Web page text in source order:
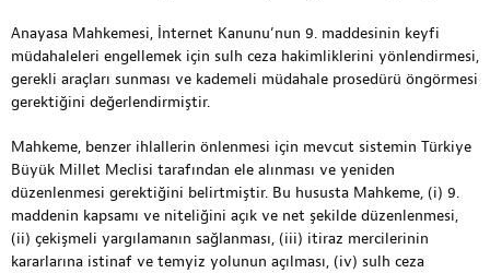
Anayasa Mahkemesi, İnternet Kanunu’nun 9. maddesinin keyfi
müdahaleleri engellemek için sulh ceza hakimliklerini yönlendirmesi,
gerekli araçları sunması ve kademeli müdahale prosedürü öngörmesi
gerektiğini değerlendirmiştir.
Mahkeme, benzer ihlallerin önlenmesi için mevcut sistemin Türkiye
Büyük Millet Meclisi tarafından ele alınması ve yeniden
düzenlenmesi gerektiğini belirtmiştir. Bu hususta Mahkeme, (i) 9.
maddenin kapsamı ve niteliğini açık ve net şekilde düzenlenmesi,
(ii) çekişmeli yargılamanın sağlanması, (iii) itiraz mercilerinin
kararlarına istinaf ve temyiz yolunun açılması, (iv) sulh ceza